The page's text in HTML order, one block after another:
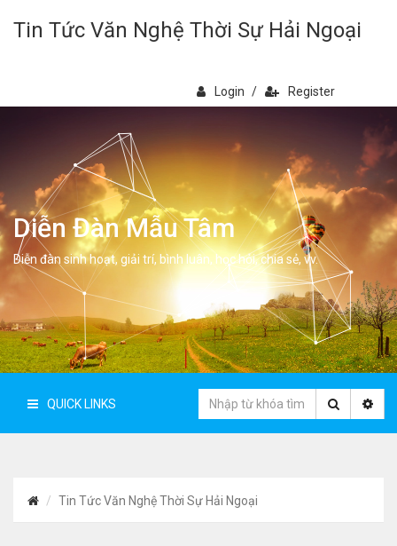
Tin Tức Văn Nghệ Thời Sự Hải Ngoại
Login / Register
Diễn Đàn Mẫu Tâm
Diễn đàn sinh hoạt, giải trí, bình luân, học hỏi, chia sẻ, vv.
QUICK LINKS
Tin Tức Văn Nghệ Thời Sự Hải Ngoại